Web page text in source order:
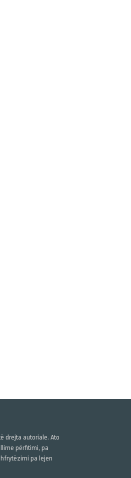
drejta autoriale. Ato
përfitimi, pa
pa lejen